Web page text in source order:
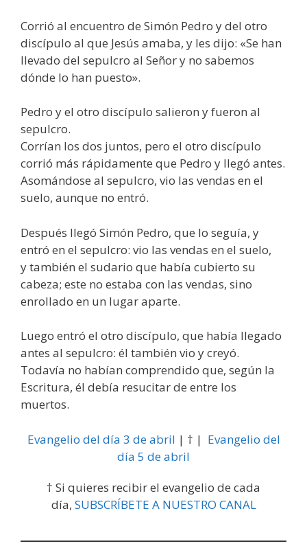
Corrió al encuentro de Simón Pedro y del otro
discípulo al que Jesús amaba, y les dijo: «Se han
llevado del sepulcro al Señor y no sabemos
dónde lo han puesto».
Pedro y el otro discípulo salieron y fueron al
sepulcro.
Corrían los dos juntos, pero el otro discípulo
corrió más rápidamente que Pedro y llegó antes.
Asomándose al sepulcro, vio las vendas en el
suelo, aunque no entró.
Después llegó Simón Pedro, que lo seguía, y
entró en el sepulcro: vio las vendas en el suelo,
y también el sudario que había cubierto su
cabeza; este no estaba con las vendas, sino
enrollado en un lugar aparte.
Luego entró el otro discípulo, que había llegado
antes al sepulcro: él también vio y creyó.
Todavía no habían comprendido que, según la
Escritura, él debía resucitar de entre los
muertos.
Evangelio del día 3 de abril | † | Evangelio del
día 5 de abril
† Si quieres recibir el evangelio de cada
día, SUBSCRÍBETE A NUESTRO CANAL